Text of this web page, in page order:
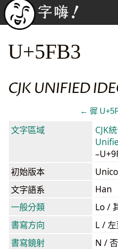
U+5FB3
CJK UNIFIED
← 徲
文字區域
CJK
初始版本
文字語系
Han
一般分類
Lo /
書寫方向
L /
書寫鏡射
N / 否